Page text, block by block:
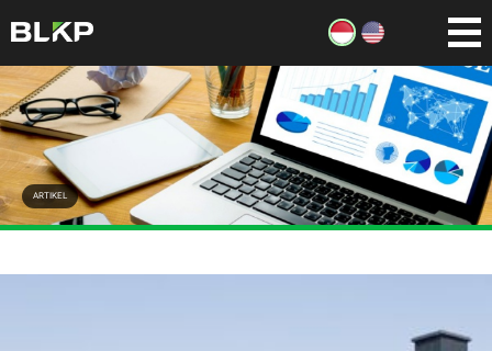
ARTIKEL